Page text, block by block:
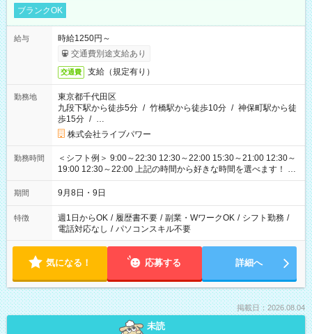
ブランクOK
給与
時給1250円～
交通費別途支給あり
交通費 支給（規定有り）
勤務地
東京都千代田区
九段下駅から徒歩5分 / 竹橋駅から徒歩10分 / 神保町駅から徒
歩15分 / …
株式会社ライブパワー
勤務時間
＜シフト例＞ 9:00～22:30 12:30～22:00 15:30～21:00 12:30～
19:00 12:30～22:00 上記の時間から好きな時間を選べます！ ※
時間は変更となる可能性があります
期間 9月8日・9日
特徴 週1日からOK / 履歴書不要 / 副業・WワークOK / シフト勤務 /
電話対応なし / パソコンスキル不要
気になる！ 応募する 詳細へ
掲載日：2026.08.04
未読